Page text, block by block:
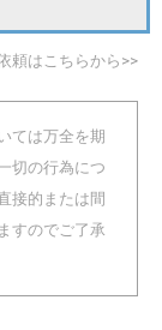
頼はこちらから>>
ては万全を期
切の行為につ
接的または間
すのでご了承